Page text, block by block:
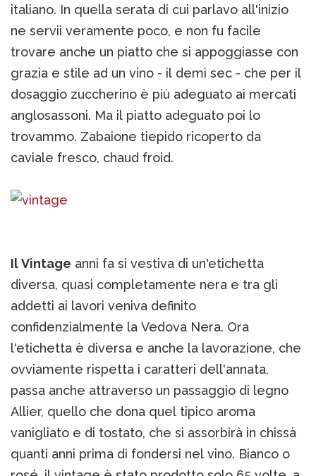
italiano. In quella serata di cui parlavo all'inizio
ne servii veramente poco, e non fu facile
trovare anche un piatto che si appoggiasse con
grazia e stile ad un vino - il demi sec - che per il
dosaggio zuccherino è più adeguato ai mercati
anglosassoni. Ma il piatto adeguato poi lo
trovammo. Zabaione tiepido ricoperto da
caviale fresco, chaud froid.
Il Vintage anni fa si vestiva di un'etichetta
diversa, quasi completamente nera e tra gli
addetti ai lavori veniva definito
confidenzialmente la Vedova Nera. Ora
l'etichetta è diversa e anche la lavorazione, che
ovviamente rispetta i caratteri dell'annata,
passa anche attraverso un passaggio di legno
Allier, quello che dona quel tipico aroma
vanigliato e di tostato, che si assorbirà in chissà
quanti anni prima di fondersi nel vino. Bianco o